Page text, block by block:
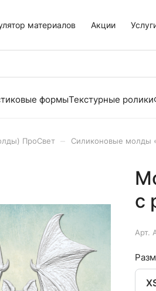
материалов Акции
формыТекстурные ролики
ПроСвет Силиконовые молды
с
Арт.